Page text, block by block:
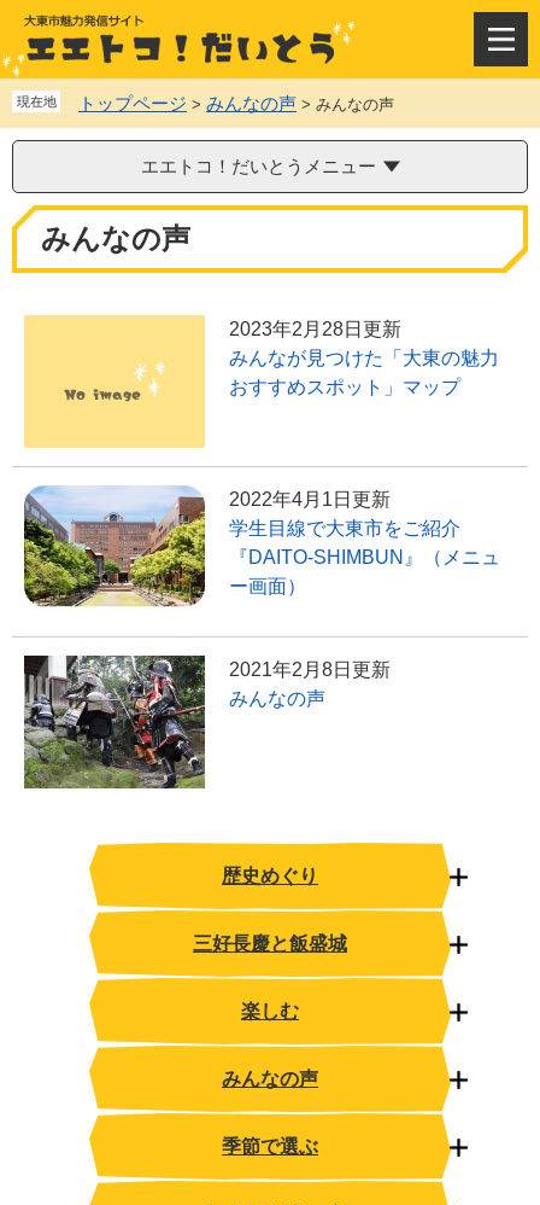
ジ
の
先
頭
す
ュ
ー
を
飛
し
メ
ニ
現在地 トップページ > みんなの声 > みんなの声
エエトコ！だいとうメニュー
本
みんなの声
2023年2月28日更新
みんなが見つけた「大東の魅力
おすすめスポット」マップ
2022年4月1日更新
学生目線で大東市をご紹介
『DAITO-SHIMBUN』（メニュ
ー画面）
2021年2月8日更新
みんなの声
歴史めぐり
三好長慶と飯盛城
楽しむ
みんなの声
季節で選ぶ